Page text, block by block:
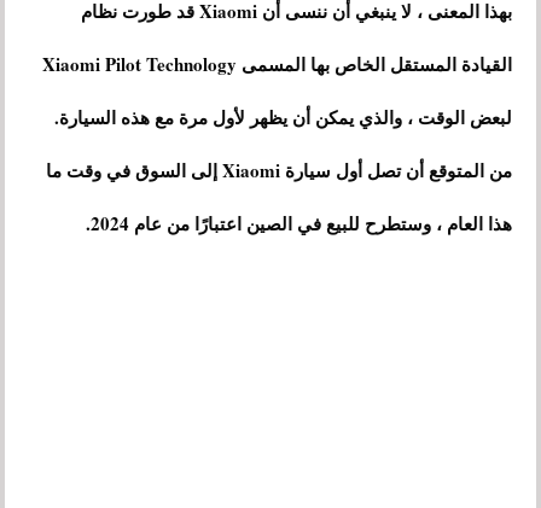
بهذا المعنى ، لا ينبغي أن ننسى أن Xiaomi قد طورت نظام
القيادة المستقل الخاص بها المسمى Xiaomi Pilot Technology
لبعض الوقت ، والذي يمكن أن يظهر لأول مرة مع هذه السيارة.
من المتوقع أن تصل أول سيارة Xiaomi إلى السوق في وقت ما
هذا العام ، وستطرح للبيع في الصين اعتبارًا من عام 2024.